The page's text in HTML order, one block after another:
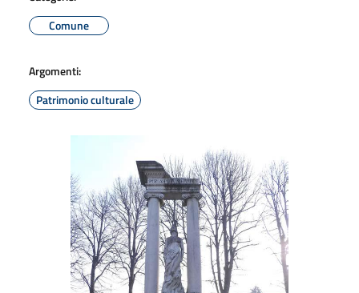
Comune
Argomenti:
Patrimonio culturale